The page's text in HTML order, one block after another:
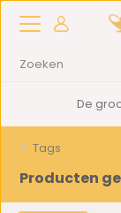
De
Tags
Producten